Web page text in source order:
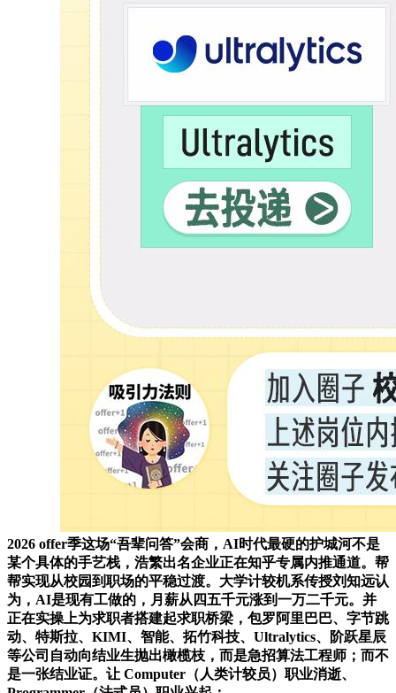
2026 offer季这场“吾辈问答”会商，AI时代最硬的护城河不是
某个具体的手艺栈，浩繁出名企业正在知乎专属内推通道。帮
帮实现从校园到职场的平稳过渡。大学计较机系传授刘知远认
为，AI是现有工做的，月薪从四五千元涨到一万二千元。并
正在实操上为求职者搭建起求职桥梁，包罗阿里巴巴、字节跳
动、特斯拉、KIMI、智能、拓竹科技、Ultralytics、阶跃星辰
等公司自动向结业生抛出橄榄枝，而是急招算法工程师；而不
是一张结业证。让 Computer（人类计较员）职业消逝、